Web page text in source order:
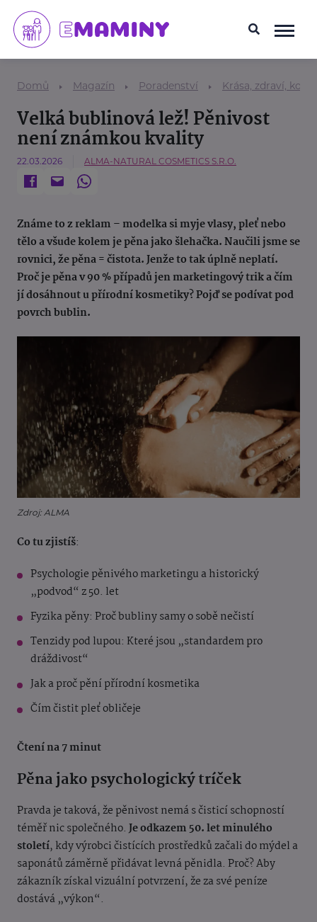
Domů Magazín Poradenství Krása, zdraví,
Velká bublinová lež! Pěnivost
není známkou kvality
22.03.2026 ALMA-NATURAL COSMETICS S.R.O.
Známe to z reklam – modelka si myje vlasy, pleť nebo
tělo a všude kolem je pěna jako šlehačka. Naučili jsme se
rovnici, že pěna = čistota. Jenže to tak úplně neplatí.
Proč je pěna v 90 % případů jen marketingový trik a čím
jí dosáhnout u přírodní kosmetiky? Pojď se podívat pod
povrch bublin.
Zdroj: ALMA
Co tu zjistíš:
Psychologie pěnivého marketingu a historický
„podvod“ z 50. let
Fyzika pěny: Proč bubliny samy o sobě nečistí
Tenzidy pod lupou: Které jsou „standardem pro
dráždivost“
Jak a proč pění přírodní kosmetika
Čím čistit pleť obličeje
Čtení na 7 minut
Pěna jako psychologický tríček
Pravda je taková, že pěnivost nemá s čisticí schopností
téměř nic společného. Je odkazem 50. let minulého
století, kdy výrobci čistících prostředků začali do mýdel a
saponátů záměrně přidávat levná pěnidla. Proč? Aby
zákazník získal vizuální potvrzení, že za své peníze
dostává „výkon“.